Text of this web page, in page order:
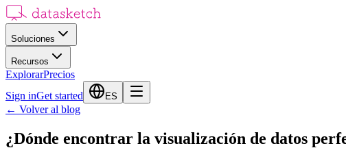
Soluciones
Recursos
ExplorarPrecios
Sign inGet started ES
← Volver al blog
¿Dónde encontrar la visualización de datos